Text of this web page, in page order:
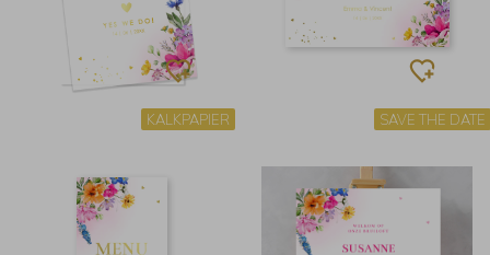
KALKPAPIER SAVE THE DATE